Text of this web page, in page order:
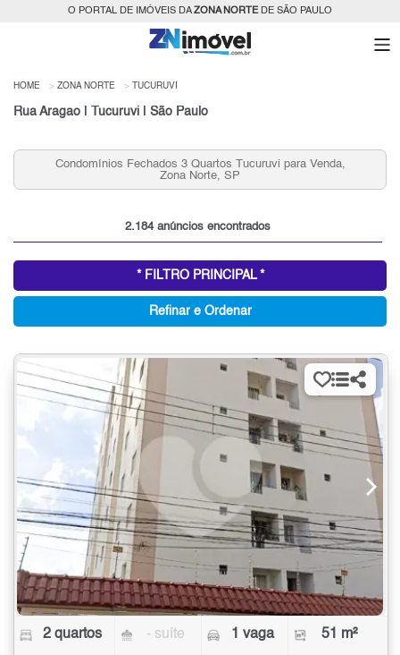
O PORTAL DE IMÓVEIS DAZONA NORTEDE SÃO PAULO
HOME ZONA NORTE TUCURUVI
Rua Aragao | Tucuruvi | São Paulo
Condomínios Fechados 2 Quartos Tucuruvi para Venda,
Zona Norte, SP
2.184 anúncios encontrados
* FILTRO PRINCIPAL *
Refinar e Ordenar
2 quartos - suíte 1 vaga 51 m²